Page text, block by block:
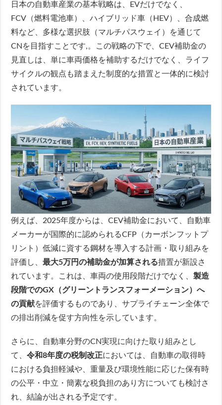
日本の自動車産業の基本戦略は、EVだけでなく、
FCV（燃料電池車）、ハイブリッド車（HEV）、合成燃
料など、多様な選択肢（マルチパスウェイ）を通じて
CNを目指すことです,。この戦略の下で、CEV補助金の
見直しは、単に車両価格を補助するだけでなく、ライフ
サイクルの観点も踏まえた制度的な措置と一体的に検討
されています。
例えば、2025年度からは、CEV補助金において、自動車
メーカーが国際的に認められるCFP（カーボンフットプ
リント）低減に資する鋼材を導入する計画・取り組みを
評価し、最大5万円の補助金が加算される措置が新設さ
れています。これは、車両の使用段階だけでなく、製造
段階でのGX（グリーントランスフォーメーション）へ
の貢献を評価するものであり、サプライチェーン全体で
の排出削減を促す方向性を示しています。
さらに、自動車分野のCN実現に向けた取り組みとし
て、令和8年度の税制改正においては、自動車の取得時
における負担軽減や、重量及び環境性能に応じた保有時
の公平・中立・簡素な税負担のあり方についても検討さ
れ、結論が出される予定です。